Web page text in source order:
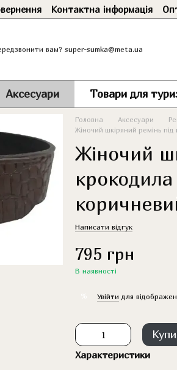
Контактна інформація
вам? super-sumka@meta.ua
Аксесуари Товари для
Головна Аксесуари
Жіночий шкіряний ремінь
Жіночий
Написати відгук
795 грн
В наявності
Увійти для
Характеристики